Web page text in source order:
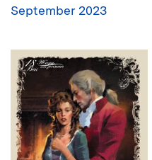
September 2023